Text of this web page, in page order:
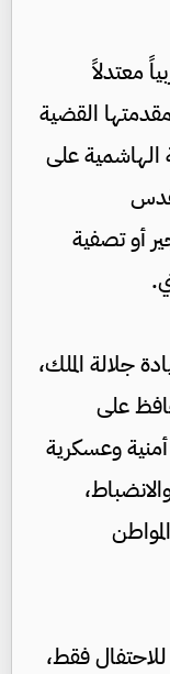
معتدلاً
القضية
الهاشمية على
أو تصفية
جلالة الملك،
على
وعسكرية
فقط،